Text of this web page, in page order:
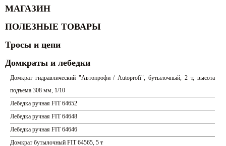
МАГАЗИН
ПОЛЕЗНЫЕ ТОВАРЫ
Тросы и цепи
Домкраты и лебедки
Домкрат гидравлический "Автопрофи / Autoprofi", бутылочный, 2 т, высота
подъема 308 мм, 1/10
Лебедка ручная FIT 64652
Лебедка ручная FIT 64648
Лебедка ручная FIT 64646
Домкрат бутылочный FIT 64565, 5 т